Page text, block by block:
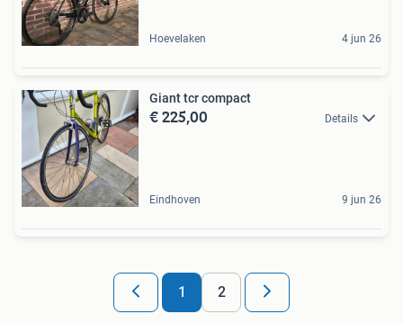
Hoevelaken 4 jun 26
Giant tcr compact
€ 225,00 Details
Eindhoven 9 jun 26
1 2